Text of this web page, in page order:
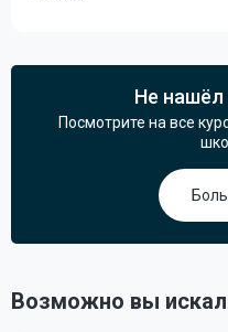
Не нашёл
Посмотрите на все
Возможно вы